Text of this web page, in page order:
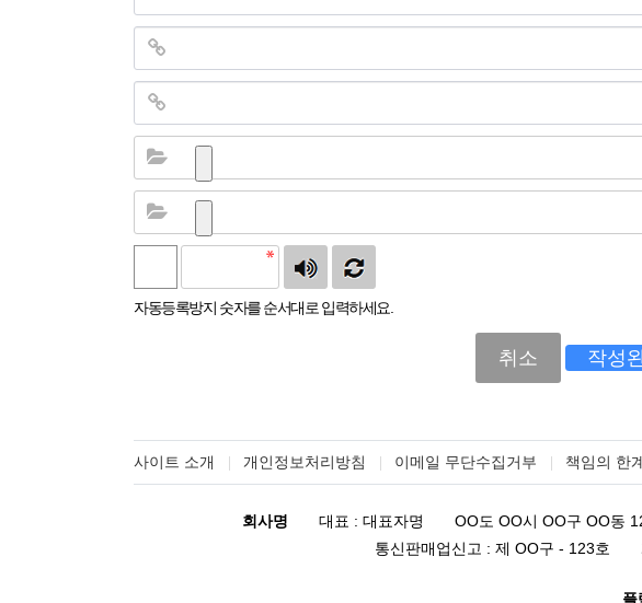
자동등록방지 숫자를 순서대로 입력하세요.
취소 작성
사이트 소개 개인정보처리방침 이메일 무단수집거부 책임의 한
회사명 대표 : 대표자명 OO도 OO시 OO구 OO동
통신판매업신고 : 제 OO구 - 123호
플